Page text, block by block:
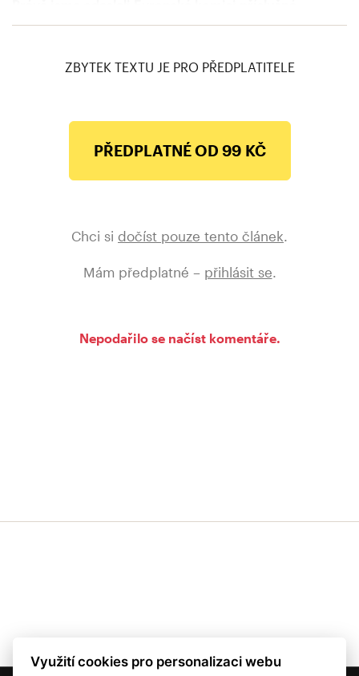
doklady k finálnímu schválení transakce nákupu CME.
ZBYTEK TEXTU JE PRO PŘEDPLATITELE
PŘEDPLATNÉ OD 99 KČ
Chci si dočíst pouze tento článek
Mám předplatné – přihlásit se
Nepodařilo se načíst komentáře.
Využití cookies pro personalizaci webu